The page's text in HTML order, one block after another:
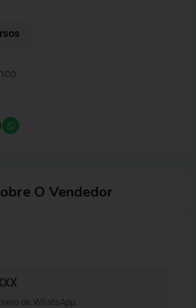
O Vendedor
de WhatsApp